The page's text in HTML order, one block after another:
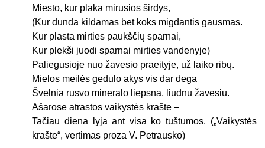
Miesto, kur plaka mirusios širdys,
(Kur dunda kildamas bet koks migdantis gausmas.
Kur plasta mirties paukščių sparnai,
Kur plekši juodi sparnai mirties vandenyje)
Paliegusioje nuo žavesio praeityje, už laiko ribų.
Mielos meilės gedulo akys vis dar dega
Švelnia rusvo mineralo liepsna, liūdnu žavesiu.
Ašarose atrastos vaikystės krašte –
Tačiau diena lyja ant visa ko tuštumos. („Vaikystės
krašte“, vertimas proza V. Petrausko)